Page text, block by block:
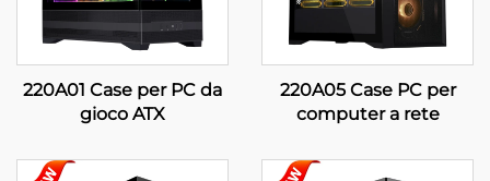
220A01 Case per PC da
gioco ATX
220A05 Case PC per
computer a rete